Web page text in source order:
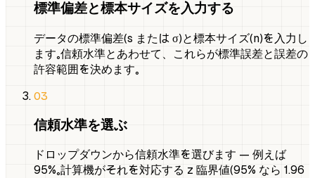
標準偏差と標本サイズを入力する
データの標準偏差（s または σ）と標本サイズ（n）を入力し
ます。信頼水準とあわせて、これらが標準誤差と誤差の
許容範囲を決めます。
03
信頼水準を選ぶ
ドロップダウンから信頼水準を選びます — 例えば
95%。計算機がそれを対応する z 臨界値（95% なら 1.96